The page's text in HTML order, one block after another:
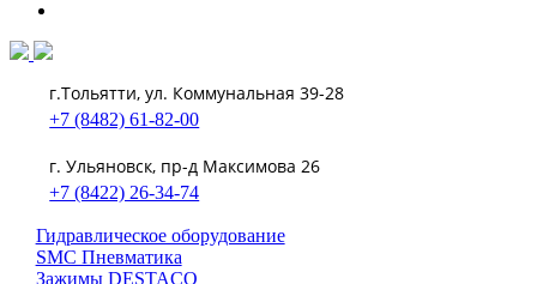
г.Тольятти, ул. Коммунальная 39-28
+7 (8482) 61-82-00
г. Ульяновск, пр-д Максимова 26
+7 (8422) 26-34-74
Гидравлическое оборудование
SMC Пневматика
Зажимы DESTACO